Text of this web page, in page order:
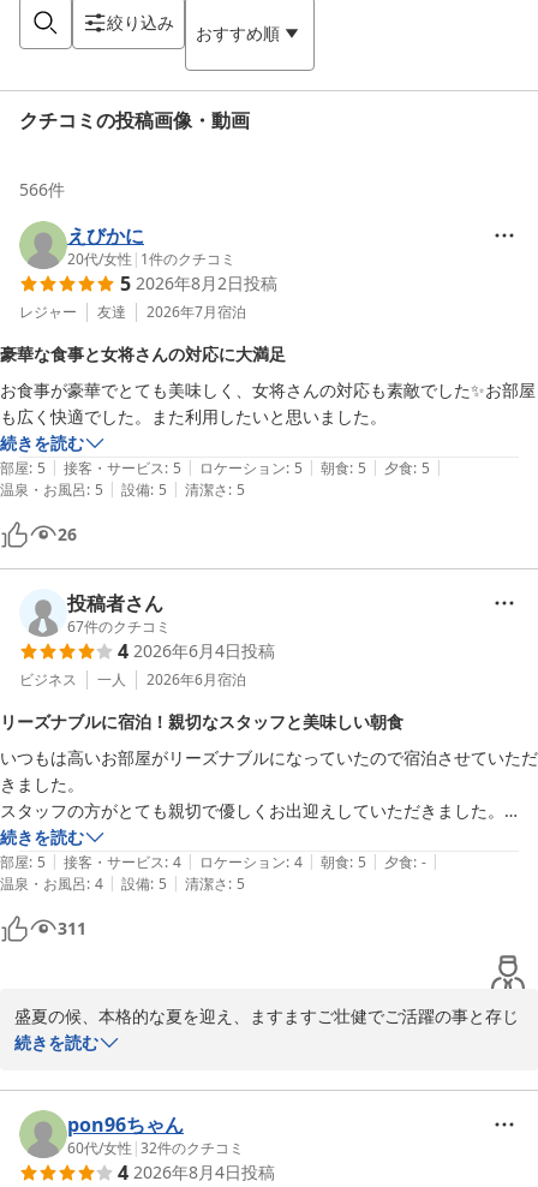
絞り込み おすすめ順
クチコミの投稿画像・動画
566件
えびかに
20代/女性 | 1件のクチコミ
5 2026年8月2日投稿
レジャー 友達 2026年7月宿泊
豪華な食事と女将さんの対応に大満足
お食事が豪華でとても美味しく、女将さんの対応も素敵でした✨️お部屋
も広く快適でした。また利用したいと思いました。
続きを読む
部屋: 5 | 接客・サービス: 5 | ロケーション: 5 | 朝食: 5 | 夕食: 5 |
温泉・お風呂: 5 | 設備: 5 | 清潔さ: 5
26
投稿者さん
67件のクチコミ
4 2026年6月4日投稿
ビジネス 一人 2026年6月宿泊
リーズナブルに宿泊！親切なスタッフと美味しい朝食
いつもは高いお部屋がリーズナブルになっていたので宿泊させていただ
きました。
スタッフの方がとても親切で優しくお出迎えしていただきました。
お部屋は綺麗にリニューアルされており備品も申し分なしです。
館内畳敷きでとても落ち着く空間です。
お風呂ももちろんいいです(^^)
また特筆すべきは朝食で食べきれるか心配でしたがなんとか食べきれま
した笑
続きを読む
部屋: 5 | 接客・サービス: 4 | ロケーション: 4 | 朝食: 5 | 夕食: - |
温泉・お風呂: 4 | 設備: 5 | 清潔さ: 5
311
盛夏の候、本格的な夏を迎え、ますますご壮健でご活躍の事と存じ
ます。
し上げます。この度は大変嬉しいお言葉を頂戴しスタッフ一同嬉し
く拝読させていただきました。このような温かいお言葉を頂戴致し
ますと私共も明日への励みとなります。重ねて御礼申し上げます。
このお言葉を頂戴致しましてから、2ヶ月の間に５回もご来館いた
続きを読む
pon96ちゃん
60代/女性 |32件のクチコミ
4 2026年8月4日投稿